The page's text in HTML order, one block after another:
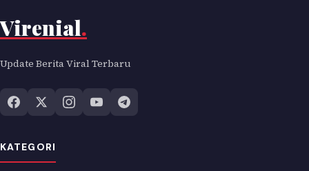
Virenial.
Update Berita Viral Terbaru
KATEGORI